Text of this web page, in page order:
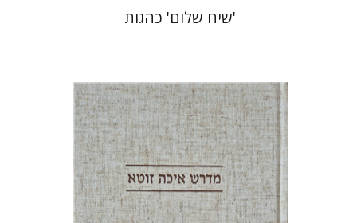
'שיח שלום' כהגות
ענת רייזל נקר